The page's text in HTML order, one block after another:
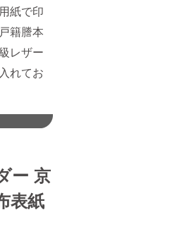
紙で印
籍謄本
レザー
れてお
ー 京
表紙